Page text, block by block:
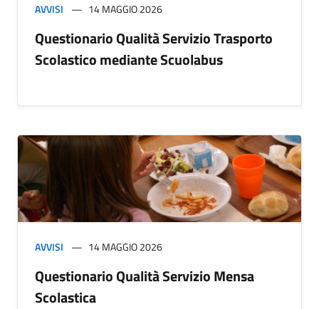
AVVISI 14 MAGGIO 2026
Questionario Qualità Servizio Trasporto
Scolastico mediante Scuolabus
AVVISI 14 MAGGIO 2026
Questionario Qualità Servizio Mensa
Scolastica